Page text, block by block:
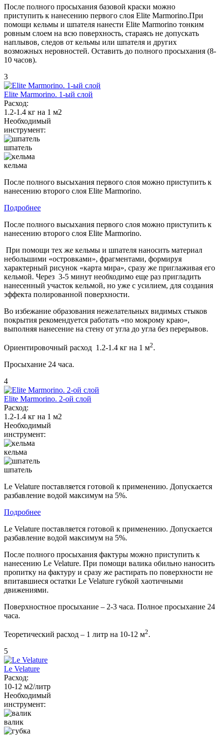
После полного просыхания базовой краски можно
приступить к нанесению первого слоя Elite Marmorino.При
помощи кельмы и шпателя нанести Elite Marmorino тонким
ровным слоем на всю поверхность, стараясь не допускать
наплывов, следов от кельмы или шпателя и других
возможных неровностей. Оставить до полного просыхания (8-
10 часов).
3
Elite Marmorino. 1-ый слой
Расход:
1.2-1.4 кг на 1 м2
Необходимый
инструмент:
шпатель
кельма
После полного высыхания первого слоя можно приступить к
нанесению второго слоя Elite Marmorino.
Подробнее
После полного высыхания первого слоя можно приступить к
нанесению второго слоя Elite Marmorino.
При помощи тех же кельмы и шпателя наносить материал
небольшими «островками», фрагментами, формируя
характерный рисунок «карта мира», сразу же приглаживая его
кельмой. Через 3-5 минут необходимо еще раз пригладить
нанесенный участок кельмой, но уже с усилием, для создания
эффекта полированной поверхности.
Во избежание образования нежелательных видимых стыков
покрытия рекомендуется работать «по мокрому краю»,
выполняя нанесение на стену от угла до угла без перерывов.
Ориентировочный расход 1.2-1.4 кг на 1 м2.
Просыхание 24 часа.
4
Elite Marmorino. 2-ой слой
Расход:
1.2-1.4 кг на 1 м2
Необходимый
инструмент:
кельма
шпатель
Le Velature поставляется готовой к применению. Допускается
разбавление водой максимум на 5%.
Подробнее
Le Velature поставляется готовой к применению. Допускается
разбавление водой максимум на 5%.
После полного просыхания фактуры можно приступить к
нанесению Le Velature. При помощи валика обильно наносить
пропитку на фактуру и сразу же растирать по поверхности не
впитавшиеся остатки Le Velature губкой хаотичными
движениями.
Поверхностное просыхание – 2-3 часа. Полное просыхание 24
часа.
Теоретический расход – 1 литр на 10-12 м2.
5
Le Velature
Расход:
10-12 м2/литр
Необходимый
инструмент:
валик